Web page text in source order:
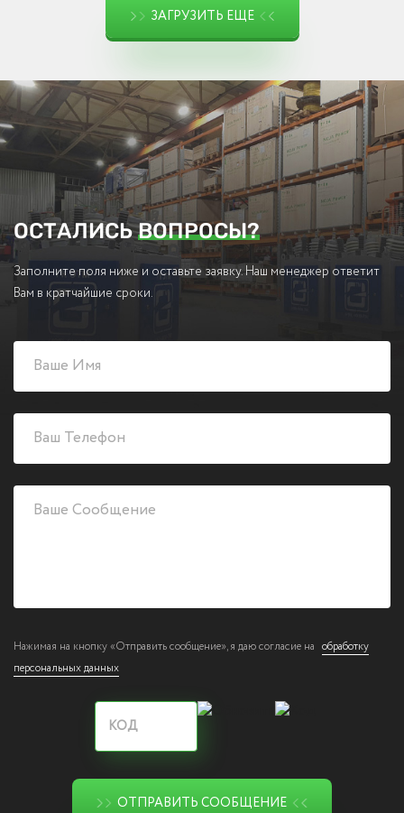
ЗАГРУЗИТЬ ЕЩЕ
ОСТАЛИСЬВОПРОСЫ?
Заполните поля ниже и оставьте заявку. Наш менеджер ответит
Вам в кратчайшие сроки.
Нажимая на кнопку «Отправить сообщение», я даю согласие на обработку
персональных данных
ОТПРАВИТЬ СООБЩЕНИЕ